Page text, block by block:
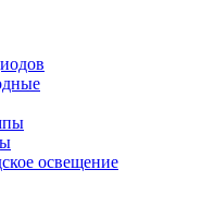
освещение